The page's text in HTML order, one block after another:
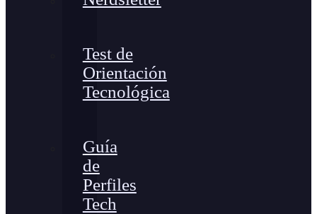
Test de
Orientación
Tecnológica
Guía
de
Perfiles
Tech